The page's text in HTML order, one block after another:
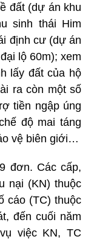
đất (dự án khu
sinh thái Him
định cư (dự án
lộ 60m); xem
lấy đất của hộ
ra còn một số
tiền ngập úng
độ mai táng
vệ biên giới…
đơn. Các cấp,
nại (KN) thuộc
cáo (TC) thuộc
đến cuối năm
việc KN, TC